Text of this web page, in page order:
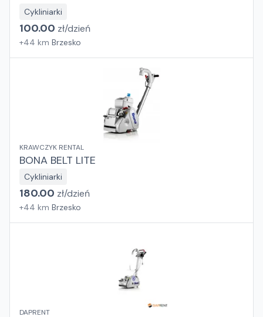
Cykliniarki
100.00 zł/dzień
+44 km Brzesko
KRAWCZYK RENTAL
BONA BELT LITE
Cykliniarki
180.00 zł/dzień
+44 km Brzesko
DAPRENT